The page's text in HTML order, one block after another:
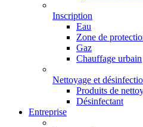
Inscription
Eau
Zone de
Gaz
Chauffage urbain
Nettoyage et
Produits de
Désinfectant
Entreprise